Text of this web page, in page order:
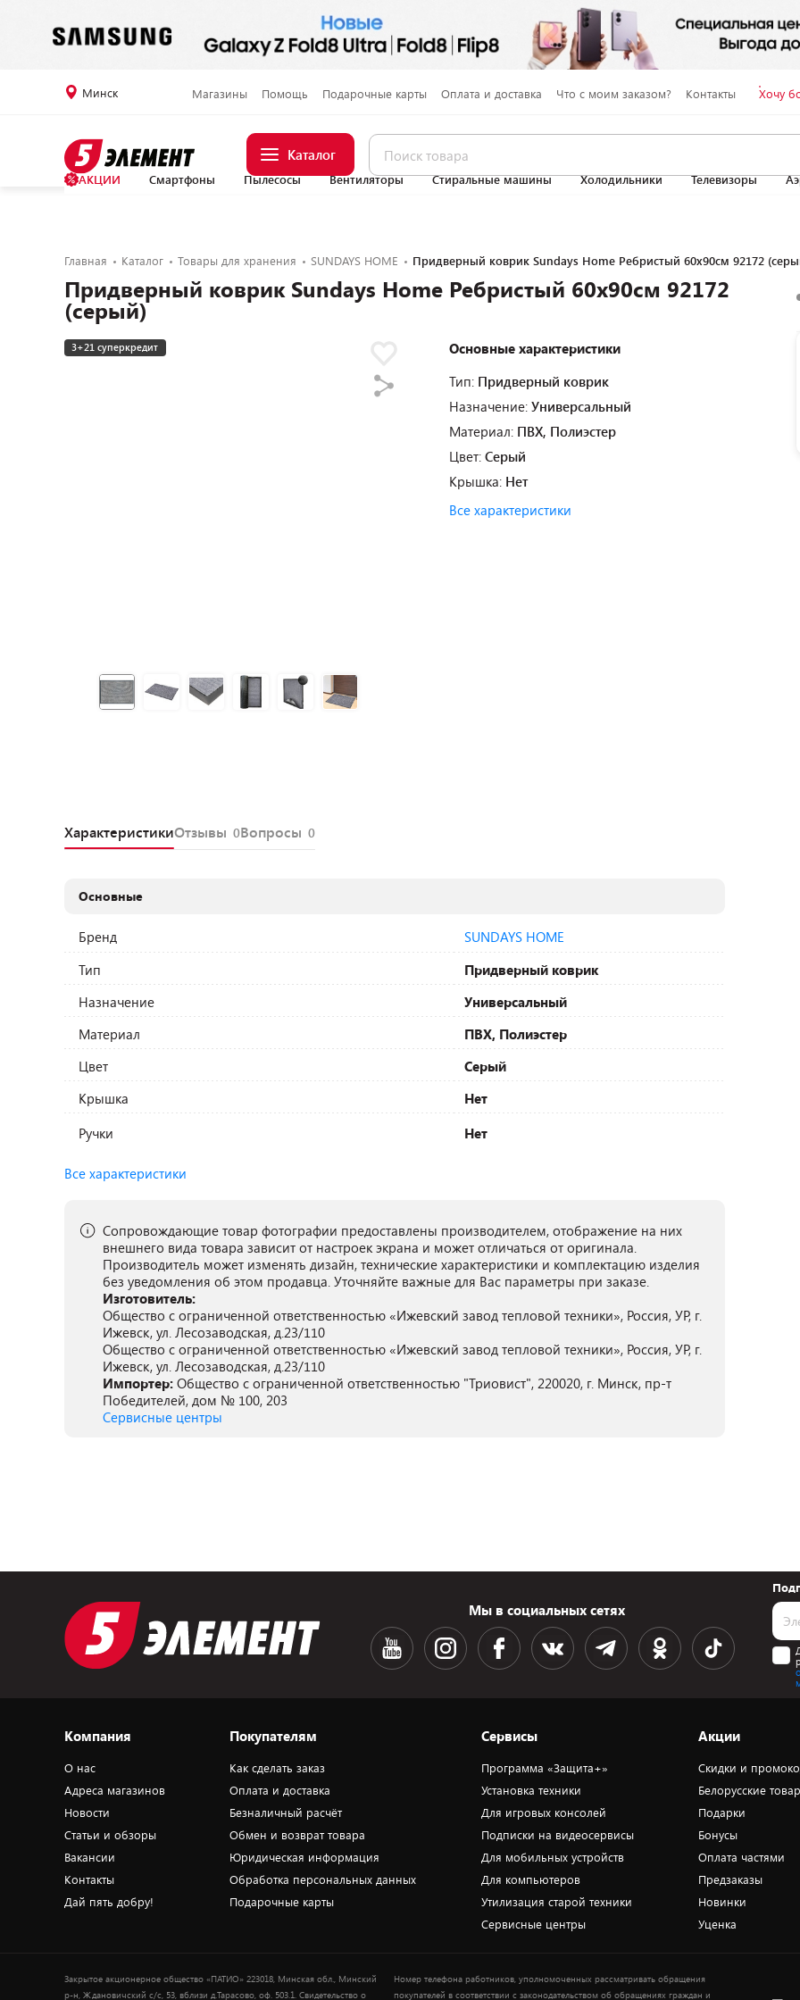
Минск Магазины Помощь Подарочные карты Оплата и доставка Что с моим заказом? Контакты Хочу
Каталог
АКЦИИ Смартфоны Пылесосы Вентиляторы Стиральные машины Холодильники Телевизоры
Главная Каталог Товары для хранения SUNDAYS HOME Придверный коврик Sundays Home Ребристый 60x90см 92172
Придверный коврик Sundays Home Ребристый 60x90см 92172
(серый)
3+21 суперкредит
Основные характеристики
Тип: Придверный коврик
Назначение: Универсальный
Материал: ПВХ, Полиэстер
Цвет: Серый
Крышка: Нет
Все характеристики
ХарактеристикиОтзывы 0Вопросы 0
Основные
Бренд
SUNDAYS HOME
Тип
Придверный коврик
Назначение
Универсальный
Материал
ПВХ, Полиэстер
Цвет
Серый
Крышка
Нет
Ручки
Нет
Все характеристики
Сопровождающие товар фотографии предоставлены производителем, отображение на них
внешнего вида товара зависит от настроек экрана и может отличаться от оригинала.
Производитель может изменять дизайн, технические характеристики и комплектацию изделия
без уведомления об этом продавца. Уточняйте важные для Вас параметры при заказе.
Изготовитель:
Общество с ограниченной ответственностью «Ижевский завод тепловой техники», Россия, УР, г.
Ижевск, ул. Лесозаводская, д.23/110
Общество с ограниченной ответственностью «Ижевский завод тепловой техники», Россия, УР, г.
Ижевск, ул. Лесозаводская, д.23/110
Импортер: Общество с ограниченной ответственностью "Триовист", 220020, г. Минск, пр-т
Победителей, дом № 100, 203
Сервисные центры
Мы в социальных сетях
Компания
О нас
Адреса магазинов
Новости
Статьи и обзоры
Вакансии
Контакты
Дай пять добру!
Покупателям
Как сделать заказ
Оплата и доставка
Безналичный расчёт
Обмен и возврат товара
Юридическая информация
Обработка персональных данных
Подарочные карты
Сервисы
Программа «Защита+»
Установка техники
Для игровых консолей
Подписки на видеосервисы
Для мобильных устройств
Для компьютеров
Утилизация старой техники
Сервисные центры
Акции
Скидки и
Белорусские
Подарки
Бонусы
Оплата частями
Предзаказы
Новинки
Уценка
Закрытое акционерное общество «ПАТИО» 223018, Минская обл., Минский
р-н, Ждановичский с/с, 53, вблизи д.Тарасово, оф. 503.1. Свидетельство о
Номер телефона работников, уполномоченных рассматривать обращения
покупателей в соответствии с законодательством об обращениях граждан и